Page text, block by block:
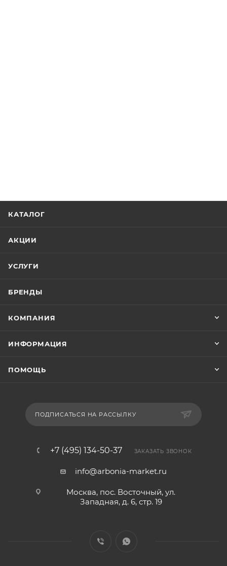
КАТАЛОГ
АКЦИИ
УСЛУГИ
БРЕНДЫ
КОМПАНИЯ
ИНФОРМАЦИЯ
ПОМОЩЬ
ПОДПИСАТЬСЯ НА РАССЫЛКУ
+7 (495) 134-50-37 ЗАКАЗАТЬ ЗВОНОК
info@arbonia-market.ru
Москва, пос. Восточный, ул.
Западная, д. 6, стр. 19